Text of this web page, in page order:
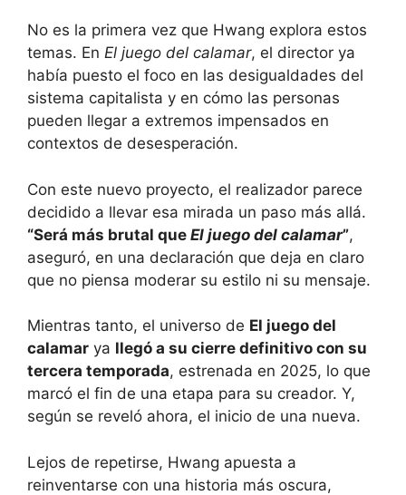
No es la primera vez que Hwang explora estos
temas. En El juego del calamar, el director ya
había puesto el foco en las desigualdades del
sistema capitalista y en cómo las personas
pueden llegar a extremos impensados en
contextos de desesperación.
Con este nuevo proyecto, el realizador parece
decidido a llevar esa mirada un paso más allá.
“Será más brutal que El juego del calamar”,
aseguró, en una declaración que deja en claro
que no piensa moderar su estilo ni su mensaje.
Mientras tanto, el universo de El juego del
calamar ya llegó a su cierre definitivo con su
tercera temporada, estrenada en 2025, lo que
marcó el fin de una etapa para su creador. Y,
según se reveló ahora, el inicio de una nueva.
Lejos de repetirse, Hwang apuesta a
reinventarse con una historia más oscura,